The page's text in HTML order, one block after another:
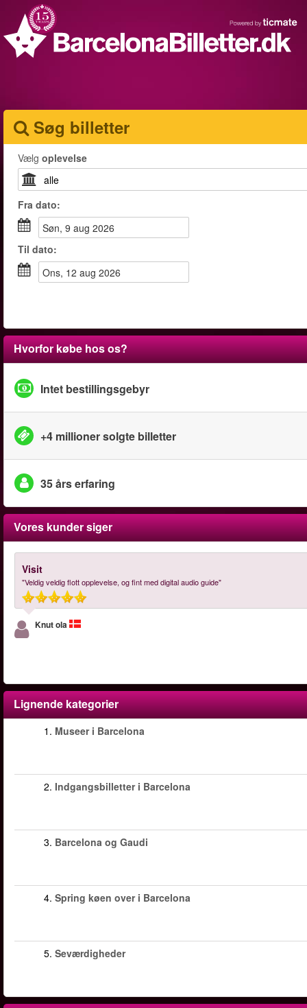
Søg billetter
Vælg oplevelse
Fra dato:
søn, 9 aug 2026
Til dato:
ons, 12 aug 2026
Hvorfor købe hos os?
Intet bestillingsgebyr
+4 millioner solgte billetter
35 års erfaring
Vores kunder siger
Visit
"Veldig veldig flott opplevelse, og fint med digital audio guide"
Knut ola
Lignende kategorier
1. Museer i Barcelona
2. Indgangsbilletter i Barcelona
3. Barcelona og Gaudi
4. Spring køen over i Barcelona
5. Seværdigheder